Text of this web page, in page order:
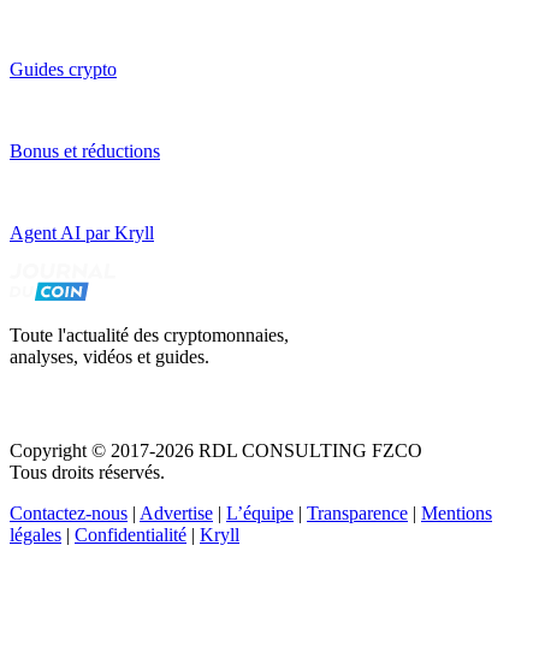
Guides crypto
Bonus et réductions
Agent AI par Kryll
Toute l'actualité des cryptomonnaies,
analyses, vidéos et guides.
Copyright © 2017-2026 RDL CONSULTING FZCO
Tous droits réservés.
Contactez-nous | Advertise | L’équipe | Transparence | Mentions
légales | Confidentialité | Kryll